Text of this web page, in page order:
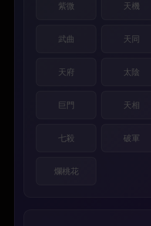
紫微 天機
武曲 天同
天府 太陰
巨門 天相
七殺 破軍
爛桃花